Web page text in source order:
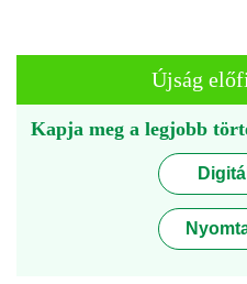
Újság
Kapja meg a legjobb